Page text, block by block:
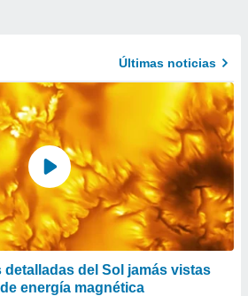
Últimas noticias
detalladas del Sol jamás vistas
energía magnética